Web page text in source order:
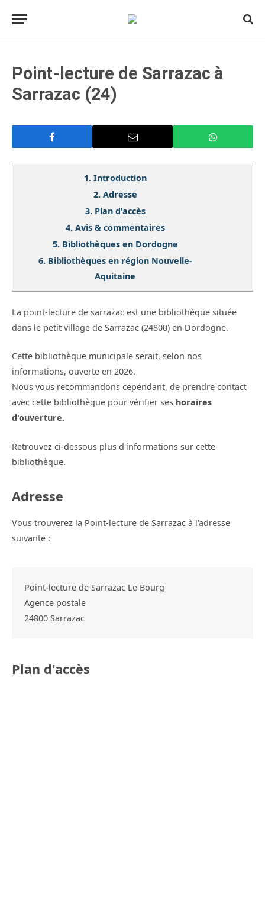
Point-lecture de Sarrazac à
Sarrazac (24)
1. Introduction
2. Adresse
3. Plan d'accès
4. Avis & commentaires
5. Bibliothèques en Dordogne
6. Bibliothèques en région Nouvelle-
Aquitaine
La point-lecture de sarrazac est une bibliothèque située
dans le petit village de Sarrazac (24800) en Dordogne.
Cette bibliothèque municipale serait, selon nos
informations, ouverte en 2026.
Nous vous recommandons cependant, de prendre contact
avec cette bibliothèque pour vérifier ses horaires
d'ouverture.
Retrouvez ci-dessous plus d'informations sur cette
bibliothèque.
Adresse
Vous trouverez la Point-lecture de Sarrazac à l'adresse
suivante :
Point-lecture de Sarrazac Le Bourg
Agence postale
24800 Sarrazac
Plan d'accès